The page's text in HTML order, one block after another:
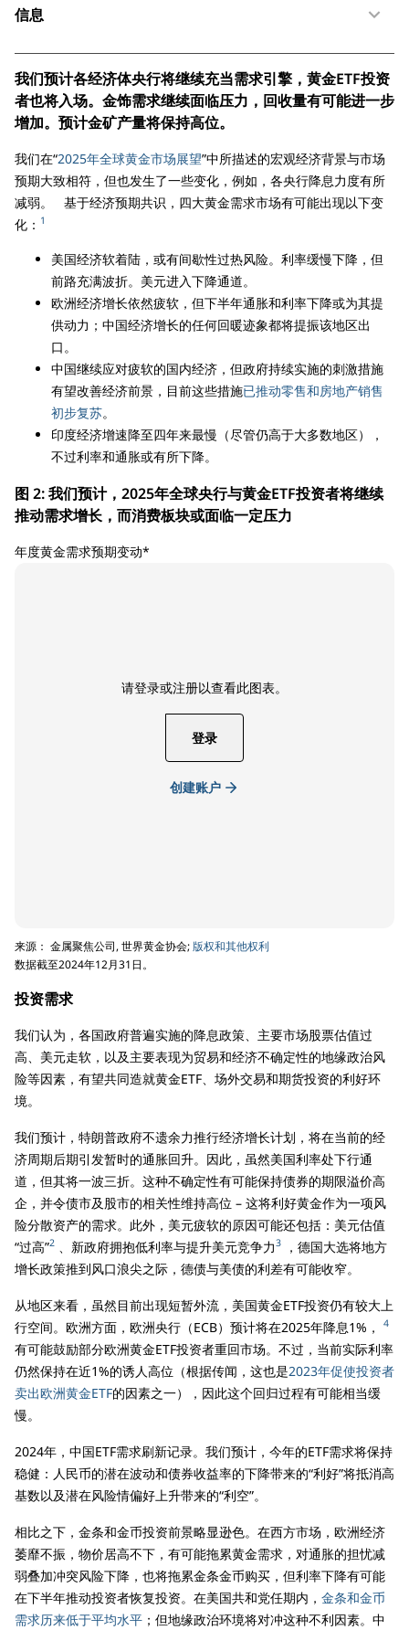
信息
我们预计各经济体央行将继续充当需求引擎，黄金ETF投资
者也将入场。金饰需求继续面临压力，回收量有可能进一步
增加。预计金矿产量将保持高位。
我们在“2025年全球黄金市场展望”中所描述的宏观经济背景与市场
预期大致相符，但也发生了一些变化，例如，各央行降息力度有所
减弱。 基于经济预期共识，四大黄金需求市场有可能出现以下变
化： 1
美国经济软着陆，或有间歇性过热风险。利率缓慢下降，但
前路充满波折。美元进入下降通道。
欧洲经济增长依然疲软，但下半年通胀和利率下降或为其提
供动力；中国经济增长的任何回暖迹象都将提振该地区出
口。
中国继续应对疲软的国内经济，但政府持续实施的刺激措施
有望改善经济前景，目前这些措施已推动零售和房地产销售
初步复苏。
印度经济增速降至四年来最慢（尽管仍高于大多数地区），
不过利率和通胀或有所下降。
图 2: 我们预计，2025年全球央行与黄金ETF投资者将继续
推动需求增长，而消费板块或面临一定压力
年度黄金需求预期变动*
请登录或注册以查看此图表。
登录
创建账户
来源： 金属聚焦公司, 世界黄金协会;版权和其他权利
数据截至2024年12月31日。
投资需求
我们认为，各国政府普遍实施的降息政策、主要市场股票估值过
高、美元走软，以及主要表现为贸易和经济不确定性的地缘政治风
险等因素，有望共同造就黄金ETF、场外交易和期货投资的利好环
境。
我们预计，特朗普政府不遗余力推行经济增长计划，将在当前的经
济周期后期引发暂时的通胀回升。因此，虽然美国利率处下行通
道，但其将一波三折。这种不确定性有可能保持债券的期限溢价高
企，并令债市及股市的相关性维持高位 – 这将利好黄金作为一项风
险分散资产的需求。此外，美元疲软的原因可能还包括：美元估值
“过高”2 、新政府拥抱低利率与提升美元竞争力3
，德国大选将地方
增长政策推到风口浪尖之际，德债与美债的利差有可能收窄。
从地区来看，虽然目前出现短暂外流，美国黄金ETF投资仍有较大上
行空间。欧洲方面，欧洲央行（ECB）预计将在2025年降息1%，
4
有可能鼓励部分欧洲黄金ETF投资者重回市场。不过，当前实际利率
仍然保持在近1%的诱人高位（根据传闻，这也是2023年促使投资者
卖出欧洲黄金ETF的因素之一），因此这个回归过程有可能相当缓
慢。
2024年，中国ETF需求刷新记录。我们预计，今年的ETF需求将保持
稳健：人民币的潜在波动和债券收益率的下降带来的“利好”将抵消高
基数以及潜在风险情偏好上升带来的“利空”。
相比之下，金条和金币投资前景略显逊色。在西方市场，欧洲经济
萎靡不振，物价居高不下，有可能拖累黄金需求，对通胀的担忧减
弱叠加冲突风险下降，也将拖累金条金币购买，但利率下降有可能
在下半年推动投资者恢复投资。在美国共和党任期内， 金条和金币
需求历来低于平均水平 ；但地缘政治环境将对冲这种不利因素。中